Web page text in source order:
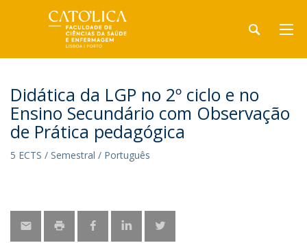
Didática da LGP no 2º ciclo e no
Ensino Secundário com Observação
de Prática pedagógica
5 ECTS / Semestral / Português